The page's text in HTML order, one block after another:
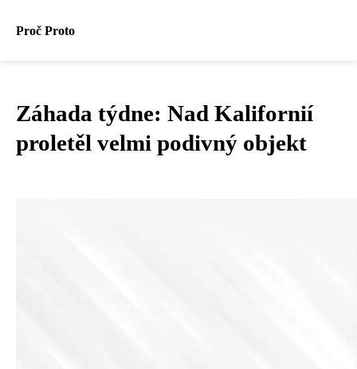
Proč Proto
Záhada týdne: Nad Kalifornií
proletěl velmi podivný objekt